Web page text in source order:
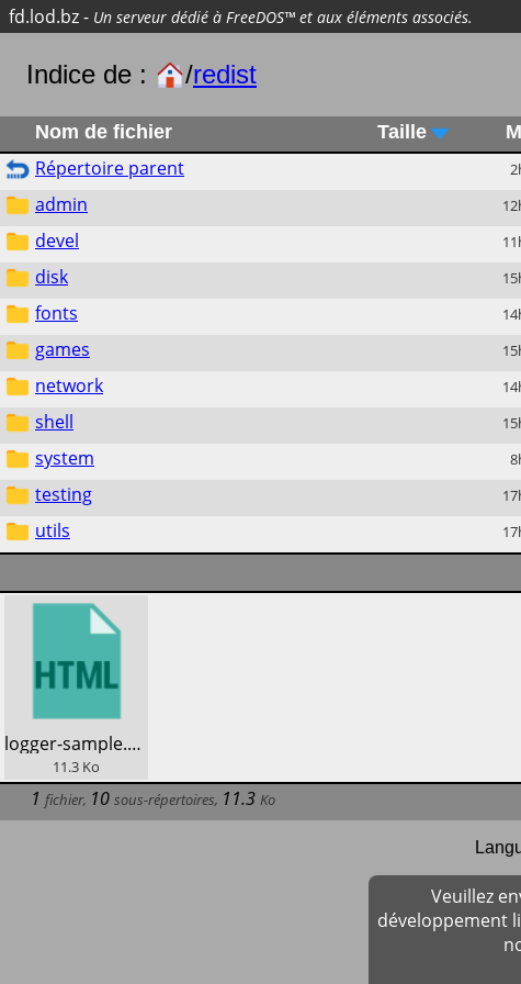
fd.lod.bz- Un serveur dédié à FreeDOS™ et aux éléments associés.
Indice de : /redist
Nom de fichier Taille
Répertoire parent
admin
devel
disk
fonts
games
network
shell
system
testing
utils
​logger-sample.html
11.3 Ko
1 fichier, 10 sous-répertoires, 11.3 Ko
Veuillez
développement